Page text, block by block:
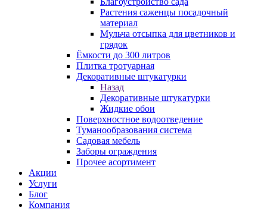
Растения саженцы посадочный
материал
Мульча отсыпка для цветников и
грядок
Ёмкости до 300 литров
Плитка тротуарная
Декоративные штукатурки
Назад
Декоративные штукатурки
Жидкие обои
Поверхностное водоотведение
Туманообразования система
Садовая мебель
Заборы ограждения
Прочее асортимент
Акции
Услуги
Блог
Компания